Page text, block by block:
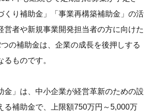
くり補助金」「事業再構築補助金」の活
営者や新規事業開発担当者の方に向けた
の補助金は、企業の成長を後押しする
ものです。
金」は、中小企業が経営革新のための設
る補助金で、上限額750万円～5,000万